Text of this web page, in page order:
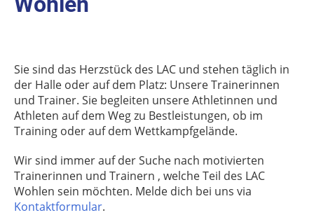
Sie sind das Herzstück des LAC und stehen täglich in
der Halle oder auf dem Platz: Unsere Trainerinnen
und Trainer. Sie begleiten unsere Athletinnen und
Athleten auf dem Weg zu Bestleistungen, ob im
Training oder auf dem Wettkampfgelände.
Wir sind immer auf der Suche nach motivierten
Trainerinnen und Trainern , welche Teil des LAC
Wohlen sein möchten. Melde dich bei uns via
Kontaktformular.